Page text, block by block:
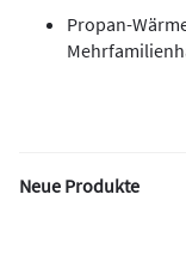
Propan-
Neue Produkte